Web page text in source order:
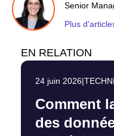
Senior
Plus
EN RELATION
24 juin 2026|
Comment
des